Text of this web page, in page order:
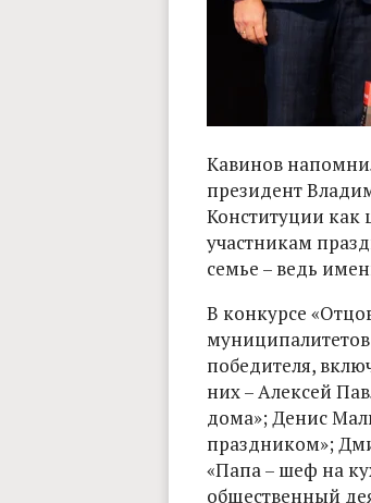
Кавинов
президент
Конституции как
участникам
семье – ведь
В конкурсе
победителя,
них – Алексей
дома»; Денис
праздником»;
«Папа – шеф на
общественный